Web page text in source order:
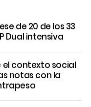
de 20 de los 33
Dual intensiva
el contexto social
notas con la